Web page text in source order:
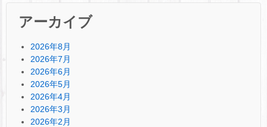
アーカイブ
2026年8月
2026年7月
2026年6月
2026年5月
2026年4月
2026年3月
2026年2月